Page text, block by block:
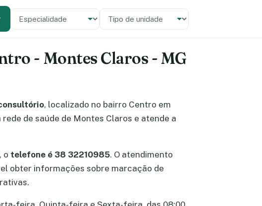
Especialidade
Tipo de unidade
- Montes Claros - MG
, localizado no bairro Centro em
de saúde de Montes Claros e atende a
, o telefone é 38 32210985. O atendimento
obter informações sobre marcação de